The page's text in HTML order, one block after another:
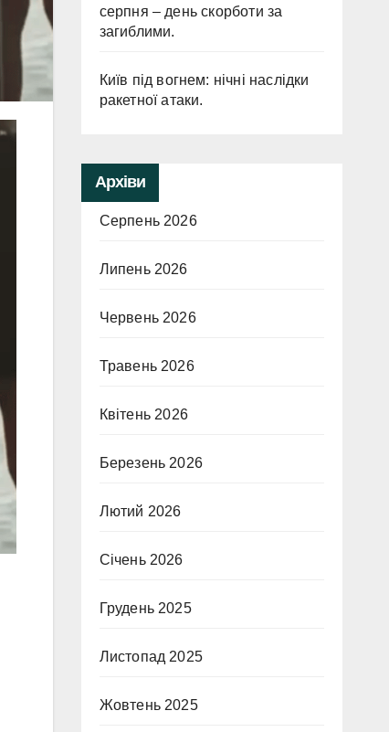
серпня – день скорботи за
загиблими.
Київ під вогнем: нічні наслідки
ракетної атаки.
Архіви
Серпень 2026
Липень 2026
Червень 2026
Травень 2026
Квітень 2026
Березень 2026
Лютий 2026
Січень 2026
Грудень 2025
Листопад 2025
Жовтень 2025